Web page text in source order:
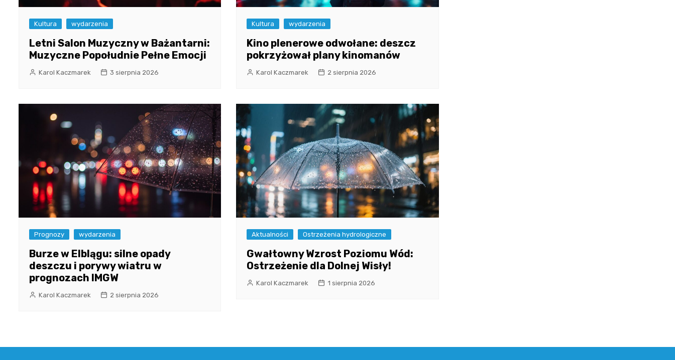
Kultura wydarzenia
Letni Salon Muzyczny w Bażantarni:
Muzyczne Popołudnie Pełne Emocji
Karol Kaczmarek 3 sierpnia 2026
Kultura wydarzenia
Kino plenerowe odwołane: deszcz
pokrzyżował plany kinomanów
Karol Kaczmarek 2 sierpnia 2026
Prognozy wydarzenia
Burze w Elblągu: silne opady
deszczu i porywy wiatru w
prognozach IMGW
Karol Kaczmarek 2 sierpnia 2026
Aktualności Ostrzeżenia hydrologiczne
Gwałtowny Wzrost Poziomu Wód:
Ostrzeżenie dla Dolnej Wisły!
Karol Kaczmarek 1 sierpnia 2026